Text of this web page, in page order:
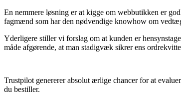
En nemmere løsning er at kigge om webbutikken er
fagmænd som har den nødvendige knowhow om
Yderligere stiller vi forslag om at kunden er
måde afgørende, at man stadigvæk sikrer ens
Trustpilot genererer absolut ærlige chancer for at
du bestiller.